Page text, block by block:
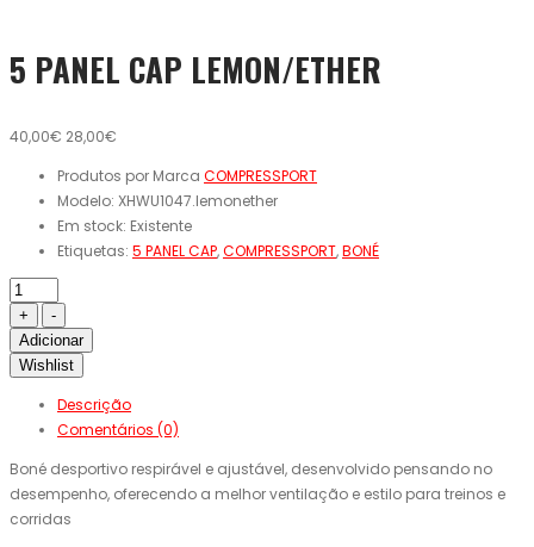
5 PANEL CAP LEMON/ETHER
40,00€ 28,00€
Produtos por Marca COMPRESSPORT
Modelo: XHWU1047.lemonether
Em stock: Existente
Etiquetas: 5 PANEL CAP,COMPRESSPORT,BONÉ
Adicionar
Wishlist
Descrição
Comentários (0)
Boné desportivo respirável e ajustável, desenvolvido pensando no
desempenho, oferecendo a melhor ventilação e estilo para treinos e
corridas